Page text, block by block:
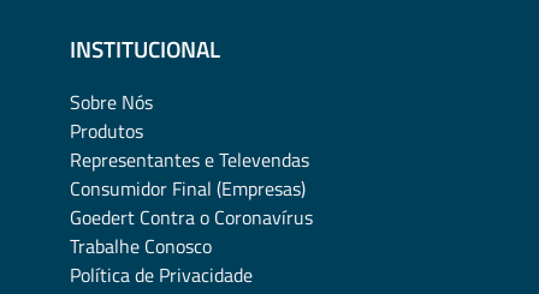
INSTITUCIONAL
Sobre Nós
Produtos
Representantes e Televendas
Consumidor Final (Empresas)
Goedert Contra o Coronavírus
Trabalhe Conosco
Política de Privacidade